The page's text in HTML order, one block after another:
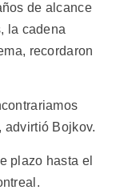
de alcance
la cadena
recordaron
advirtió Bojkov.
plazo hasta el